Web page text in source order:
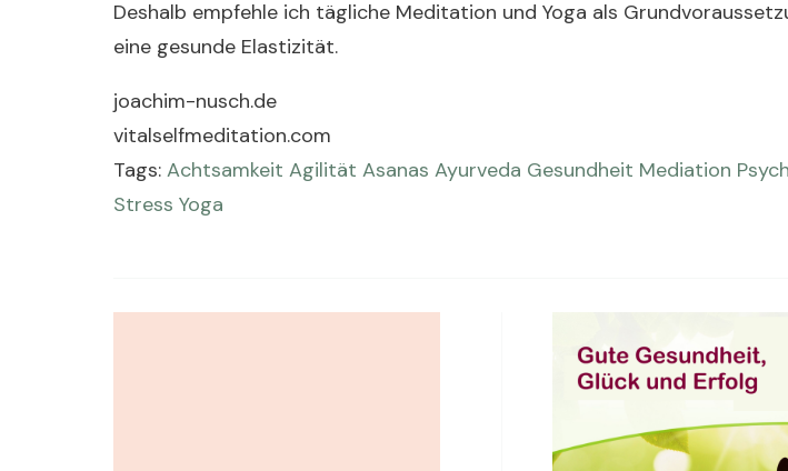
Deshalb empfehle ich tägliche Meditation und Yoga als
eine gesunde Elastizität.
joachim-nusch.de
vitalselfmeditation.com
Tags: Achtsamkeit Agilität Asanas Ayurveda Gesundheit Mediation
Stress Yoga